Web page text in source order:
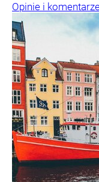
Opinie i